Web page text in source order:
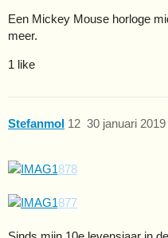
Een Mickey Mouse horloge
meer.
1 like
Stefanmol 30 januari
12